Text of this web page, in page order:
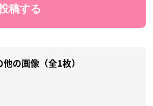
他の画像（全1枚）